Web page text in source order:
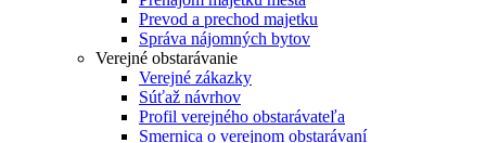
Prevod a prechod majetku
Správa nájomných bytov
Verejné obstarávanie
Verejné zákazky
Súťaž návrhov
Profil verejného obstarávateľa
Smernica o verejnom obstarávaní